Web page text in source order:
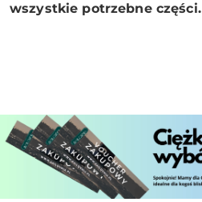
wszystkie potrzebne części.